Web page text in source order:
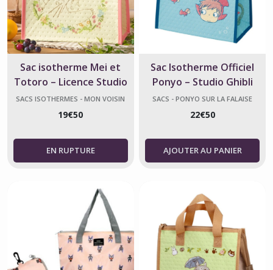
Sac isotherme Mei et
Totoro – Licence Studio
Ghibli
SACS ISOTHERMES - MON VOISIN
19€50
Sac Isotherme Officiel
Ponyo – Studio Ghibli
SACS - PONYO SUR LA FALAISE
22€50
AJOUTER AU PANIER